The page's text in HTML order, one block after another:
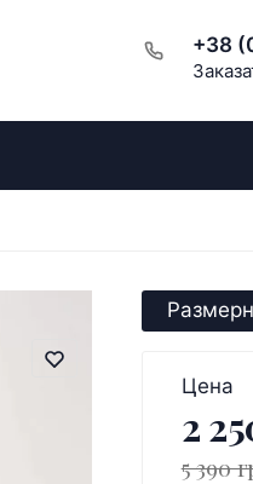
+38
Цена
2
5 390